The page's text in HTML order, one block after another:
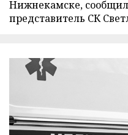
Нижнекамске,
представитель СК